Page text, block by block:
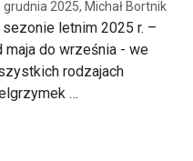
grudnia 2025, Michał Bortnik
sezonie letnim 2025 r. –
maja do września - we
rodzajach
…